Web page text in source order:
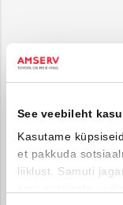
See veebileht
Kasutame
et pakkuda
liiklust. Samuti